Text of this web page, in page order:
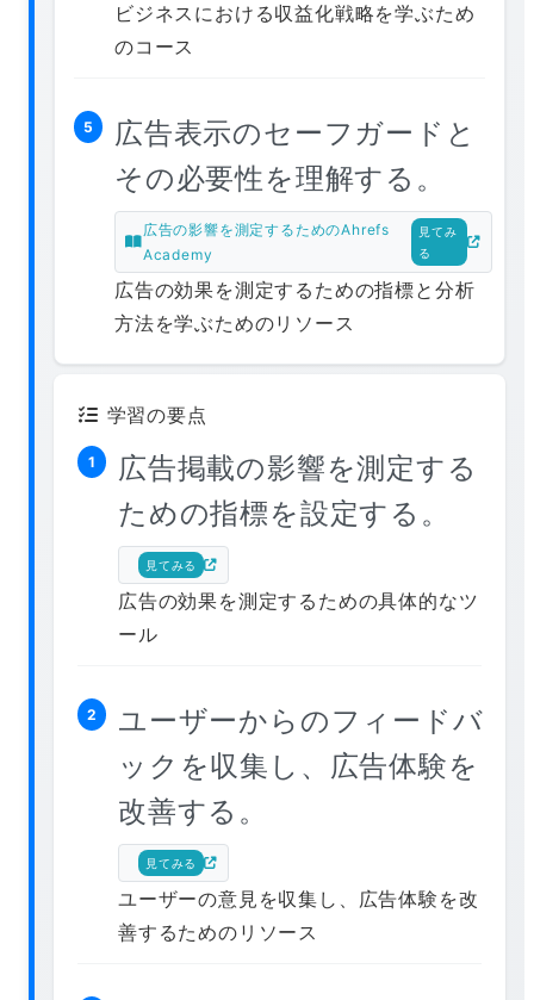
ビジネスにおける収益化戦略を学ぶため
のコース
5
広告表示のセーフガードと
その必要性を理解する。
広告の影響を測定するためのAhrefs
Academy
見てみ
る
広告の効果を測定するための指標と分析
方法を学ぶためのリソース
学習の要点
1
広告掲載の影響を測定する
ための指標を設定する。
見てみる
広告の効果を測定するための具体的なツ
ール
2
ユーザーからのフィードバ
ックを収集し、広告体験を
改善する。
見てみる
ユーザーの意見を収集し、広告体験を改
善するためのリソース